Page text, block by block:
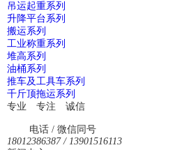
吊运起重系列
升降平台系列
搬运系列
工业称重系列
堆高系列
油桶系列
推车及工具车系列
千斤顶拖运系列
专业 专注 诚信
电话 / 微信同号
18012386387 / 13901516113